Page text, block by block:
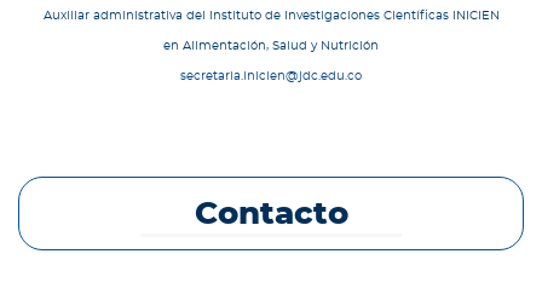
Auxiliar administrativa del Instituto de Investigaciones Científicas INICIEN
en Alimentación, Salud y Nutrición
secretaria.inicien@jdc.edu.co
Contacto